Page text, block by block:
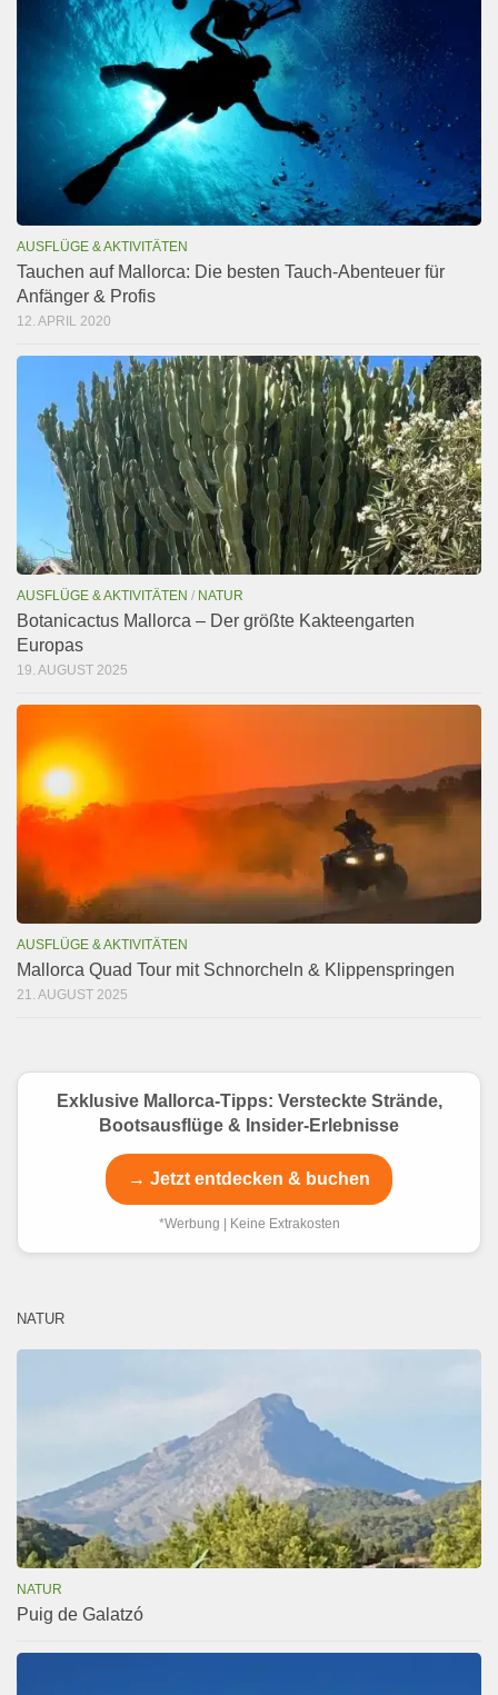
AUSFLÜGE & AKTIVITÄTEN
Tauchen auf Mallorca: Die besten Tauch-Abenteuer für
Anfänger & Profis
12. APRIL 2020
AUSFLÜGE & AKTIVITÄTEN / NATUR
Botanicactus Mallorca – Der größte Kakteengarten
Europas
19. AUGUST 2025
AUSFLÜGE & AKTIVITÄTEN
Mallorca Quad Tour mit Schnorcheln & Klippenspringen
21. AUGUST 2025
Exklusive Mallorca-Tipps: Versteckte Strände,
Bootsausflüge & Insider-Erlebnisse
→ Jetzt entdecken & buchen
*Werbung | Keine Extrakosten
NATUR
NATUR
Puig de Galatzó